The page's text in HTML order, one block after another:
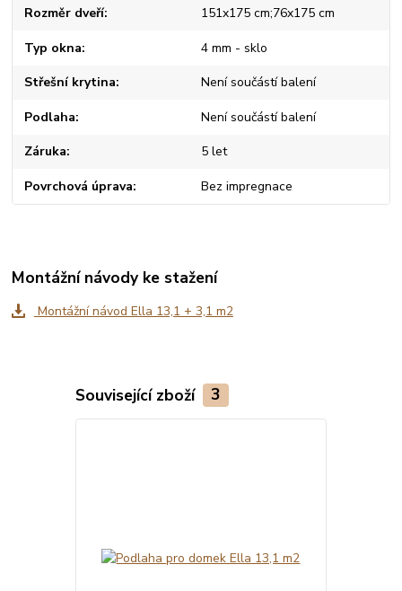
Rozměr dveří 151x175 cm;76x175 cm
Typ okna 4 mm - sklo
Střešní krytina Není součástí balení
Podlaha Není součástí balení
Záruka 5 let
Povrchová úprava Bez impregnace
Montážní návody ke stažení
Montážní návod Ella 13,1 + 3,1 m2
Související zboží 3